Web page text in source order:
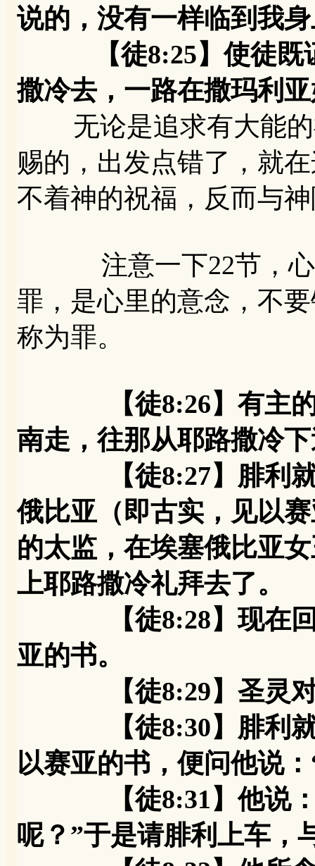
说的，没有一样临到我
【徒8:25】使徒既证
撒冷去，一路在撒玛利
无论是追求有大能的
赐的，出发点错了，就
不着神的祝福，反而与
注意一下22节，心
罪，是心里的意念，不
称为罪。
【徒8:26】有主
南走，往那从耶路撒冷
【徒8:27】腓利就起
俄比亚（即古实，见以
的太监，在埃塞俄比亚
上耶路撒冷礼拜去了。
【徒8:28】现在回来
亚的书。
【徒8:29】圣灵对腓
【徒8:30】腓利就跑
以赛亚的书，便问他说
【徒8:31】他说：“
呢？”于是请腓利上车，